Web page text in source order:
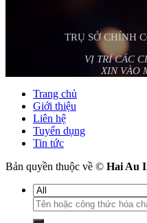
TRỤ SỞ CHÍNH
VỊ TRÍ CÁC
XIN VÀO
Trang chủ
Giới thiệu
Liên hệ
Tuyển dụng
Tin tức
Bản quyền thuộc về © Hai Au
Tìm
kiếm: